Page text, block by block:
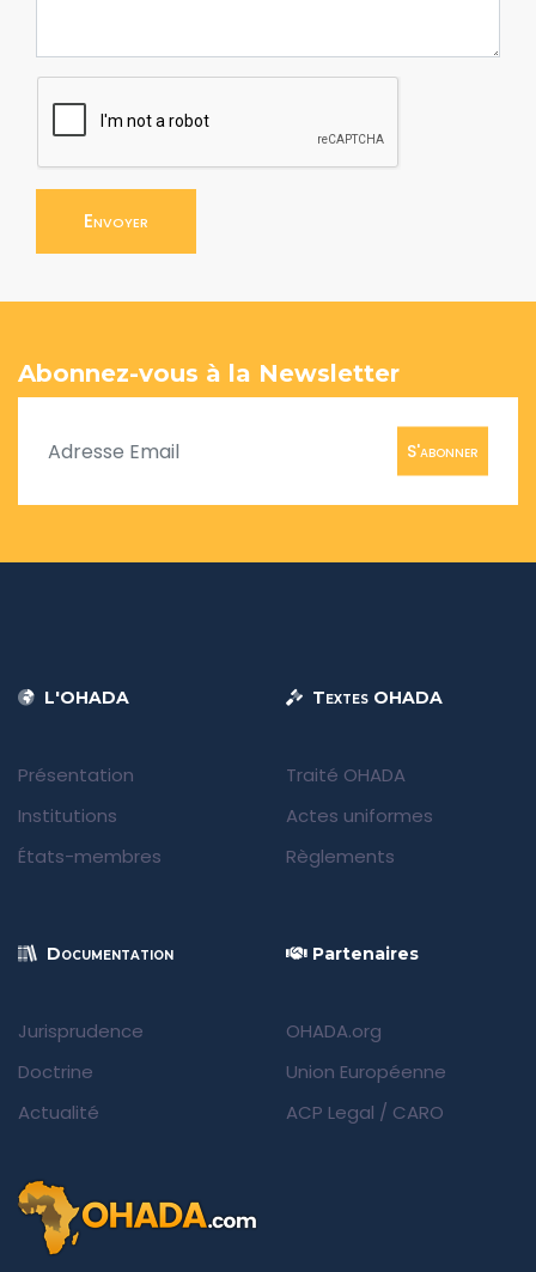
Envoyer
Abonnez-vous à la Newsletter
S'abonner
L'OHADA
Présentation
Institutions
États-membres
Textes OHADA
Traité OHADA
Actes uniformes
Règlements
Documentation
Jurisprudence
Doctrine
Actualité
Partenaires
OHADA.org
Union Européenne
ACP Legal / CARO